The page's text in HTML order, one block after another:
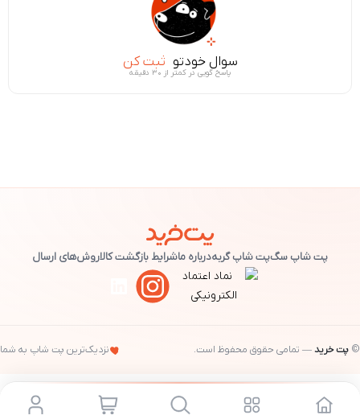
سوال خودتو ثبت کن
پاسخ گویی در کمتر از ۳۰ دقیقه
پت شاپ سگپت شاپ گربهدرباره ماشرایط بازگشت کالاروش‌های ارسال
© پت خرید— تمامی حقوق محفوظ است. نزدیک‌ترین پت شاپ به شما